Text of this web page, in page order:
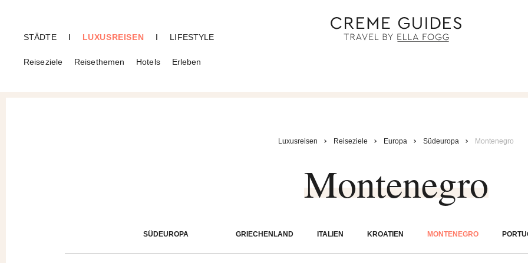
STÄDTE I LUXUSREISEN
Reiseziele Reisethemen Hotels Erleben
I LIFESTYLE
Luxusreisen Reiseziele Europa Südeuropa Montenegro
Montenegro
SÜDEUROPA GRIECHENLAND ITALIEN KROATIEN MONTENEGRO